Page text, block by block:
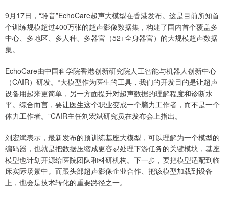
9月17日，“聆音”EchoCare超声大模型在香港发布。这是目前所知首
个训练规模超过400万张的超声影像数据集，构建了国内首个覆盖多
中心、多地区、多人种、多器官（52+全身器官）的大规模超声数据
集。
EchoCare由中国科学院香港创新研究院人工智能与机器人创新中心
（CAIR）研发。“大模型作为医生的工具，我们的开发目的是让超声
设备用起来更简单，另一方面提升对超声数据的理解程度和诊断水
平。综合而言，要让医生这个职业变成一个脑力工作者，而不是一个
体力工作者。”CAIR主任刘宏斌研究员在发布会上指出。
刘宏斌表示，最新发布的预训练基座大模型，可以理解为一个模型的
编码器，也就是把数据压缩成更容易处理下游任务的关键模块，基座
模型也计划开源给医院团队和科研机构。下一步，要把模型适配到临
床实际场景中。而跟头部超声影像企业合作、把该模型加载到设备
上，也会是技术转化的重要路径之一。